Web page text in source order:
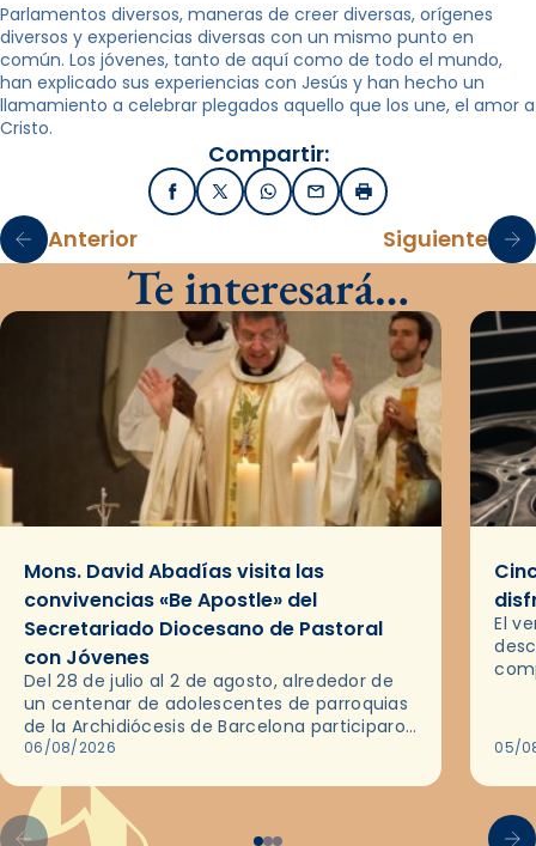
Parlamentos diversos, maneras de creer diversas, orígenes
diversos y experiencias diversas con un mismo punto en
común. Los jóvenes, tanto de aquí como de todo el mundo,
han explicado sus experiencias con Jesús y han hecho un
llamamiento a celebrar plegados aquello que los une, el amor a
Cristo.
Compartir:
FacebookX / TwitterWhatsApp
EmailImprimir
Anterior Siguiente
Te interesará…
Mons. David Abadías visita las
convivencias «Be Apostle» del
Secretariado Diocesano de Pastoral
con Jóvenes
Del 28 de julio al 2 de agosto, alrededor de
un centenar de adolescentes de parroquias
de la Archidiócesis de Barcelona participaron
en las convivencias Be Apostle, organizadas
06/08/2026
El
05/